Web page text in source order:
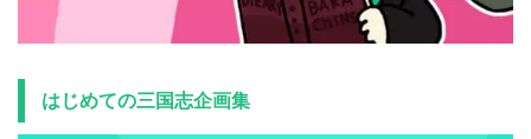
はじめての三国志企画集